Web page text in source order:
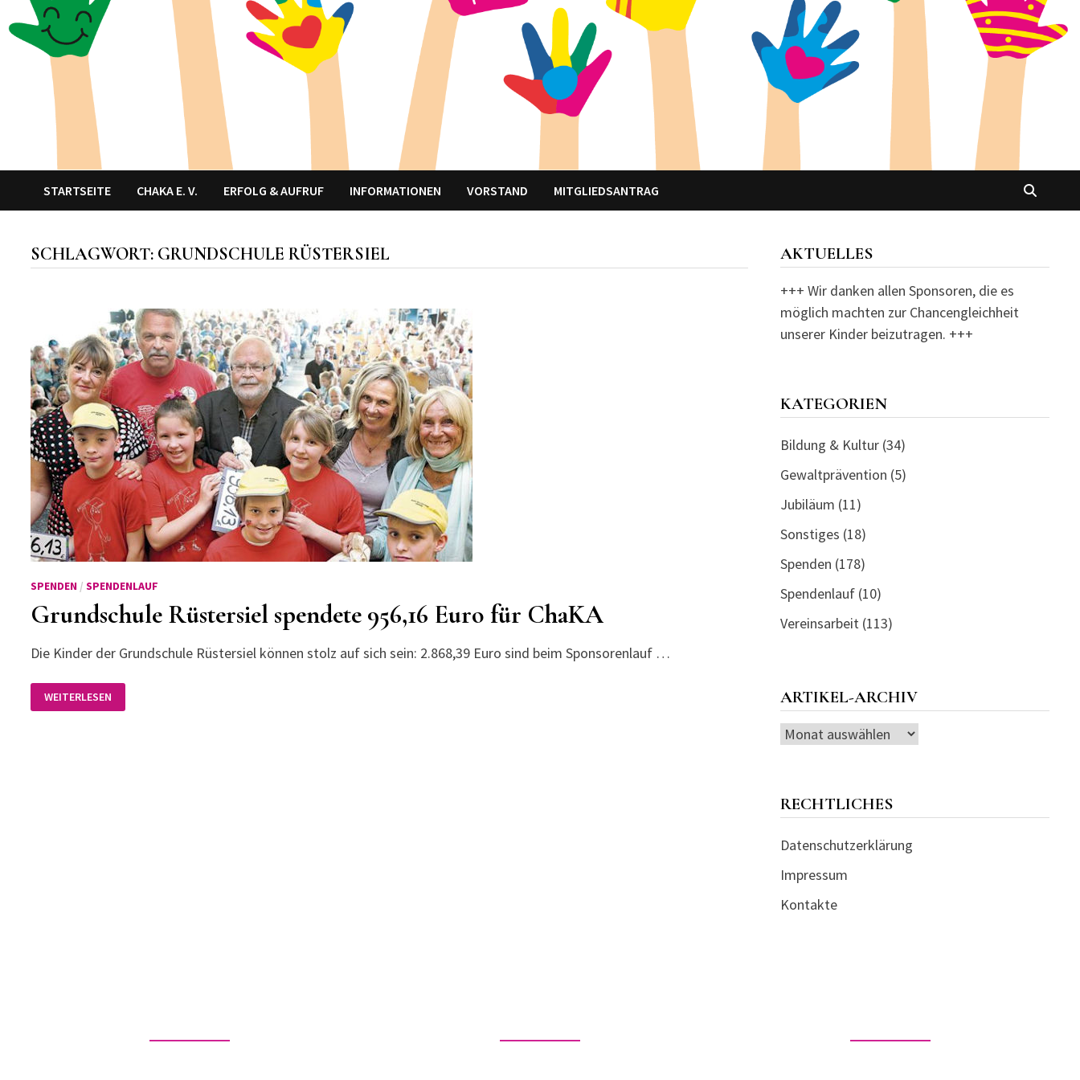
STARTSEITE CHAKA E. V. ERFOLG & AUFRUF INFORMATIONEN VORSTAND MITGLIEDSANTRAG
SCHLAGWORT: GRUNDSCHULE RÜSTERSIEL
SPENDEN /SPENDENLAUF
Grundschule Rüstersiel spendete 956,16 Euro für ChaKA
Die Kinder der Grundschule Rüstersiel können stolz auf sich sein: 2.868,39 Euro sind beim Sponsorenlauf …
RÜSTERSIEL
SPENDETE
WEITERLESEN
AKTUELLES
+++ Wir danken allen Sponsoren, die es
möglich machten zur Chancengleichheit
unserer Kinder beizutragen. +++
KATEGORIEN
Bildung & Kultur(34)
Gewaltprävention (5)
Jubiläum (11)
Sonstiges (18)
Spenden (178)
Spendenlauf(10)
Vereinsarbeit (113)
ARTIKEL-ARCHIV
Artikel-
RECHTLICHES
Datenschutzerklärung
Impressum
Kontakte